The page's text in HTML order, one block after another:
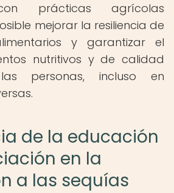
prácticas agrícolas
mejorar la resiliencia de
y garantizar el
nutritivos y de calidad
personas, incluso en
de la educación
en la
a las sequías